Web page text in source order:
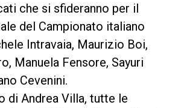
che si sfideranno per il
del Campionato italiano
Intravaia, Maurizio Boi,
Manuela Fensore, Sayuri
Cevenini.
di Andrea Villa, tutte le